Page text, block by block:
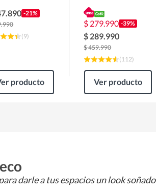
-21%
(9)
producto
$ 279.990 -39%
$ 289.990
$459.990
(112)
Ver producto
darle a tus espacios un look soñado